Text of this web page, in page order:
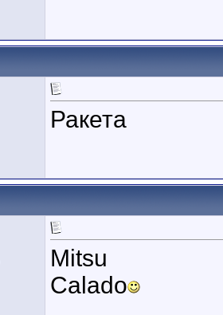
Ракета
Mitsu
Calado